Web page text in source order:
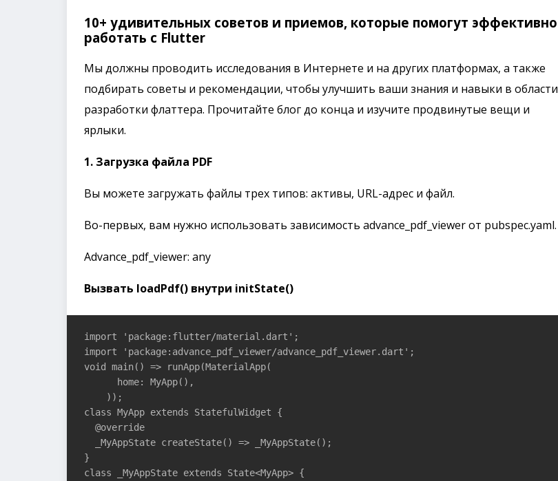
10+ удивительных советов и приемов, которые помогут эффективно
работать с Flutter
Мы должны проводить исследования в Интернете и на других платформах, а также
подбирать советы и рекомендации, чтобы улучшить ваши знания и навыки в области
разработки флаттера. Прочитайте блог до конца и изучите продвинутые вещи и
ярлыки.
1. Загрузка файла PDF
Вы можете загружать файлы трех типов: активы, URL-адрес и файл.
Во-первых, вам нужно использовать зависимость advance_pdf_viewer от pubspec.yaml.
Advance_pdf_viewer: any
Вызвать loadPdf() внутри initState()
import 'package:flutter/material.dart';
import 'package:advance_pdf_viewer/advance_pdf_viewer.dart';
void main() => runApp(MaterialApp(
      home: MyApp(),
    ));
class MyApp extends StatefulWidget {
  @override
  _MyAppState createState() => _MyAppState();
}
class _MyAppState extends State<MyApp> {